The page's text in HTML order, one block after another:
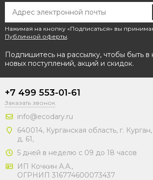
Нажимая на кнопку «Подписаться» вы
Публичной оферты.
Подпишитесь на рассылку, чтобы быть в
новых поступлений, акций и скидок.
+7 499 553-01-61
Заказать звонок
info@ecodary.ru
640014, Курганская область, г.
д. 61,
5 дней в неделю с 09 до 18 часов
ИП Кочкин А.А.,
ОГРНИП 316774600073437